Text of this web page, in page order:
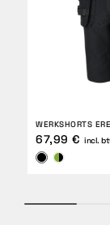
WERKSHORTS
67,99 € incl.